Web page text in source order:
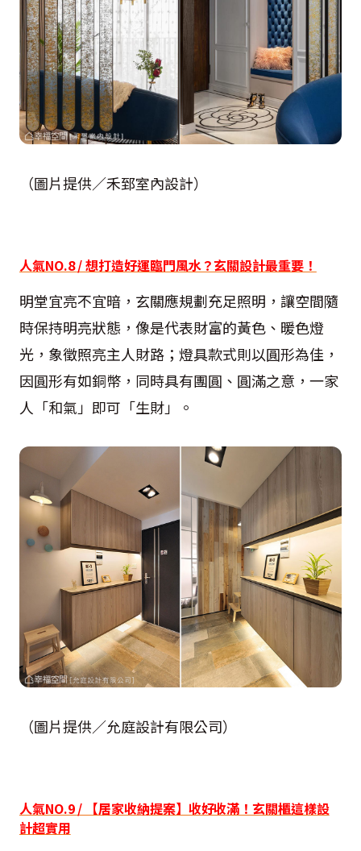
（圖片提供／禾郅室內設計）
人氣NO.8 / 想打造好運臨門風水？玄關設計最重要！
明堂宜亮不宜暗，玄關應規劃充足照明，讓空間隨
時保持明亮狀態，像是代表財富的黃色、暖色燈
光，象徵照亮主人財路；燈具款式則以圓形為佳，
因圓形有如銅幣，同時具有團圓、圓滿之意，一家
人「和氣」即可「生財」。
（圖片提供／允庭設計有限公司）
人氣NO.9 / 【居家收納提案】收好收滿！玄關櫃這樣設
計超實用